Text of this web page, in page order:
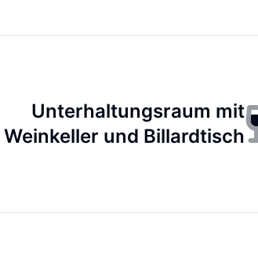
Unterhaltungsraum mit
Weinkeller und Billardtisch